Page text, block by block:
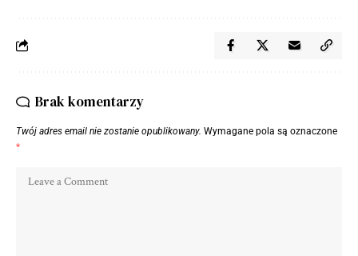
Brak komentarzy
Twój adres email nie zostanie opublikowany. Wymagane pola są oznaczone
*